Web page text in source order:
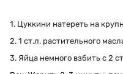
1. Цуккини натереть на
2. 1 ст.л. растительного
3. Яйца немного взбить с 2